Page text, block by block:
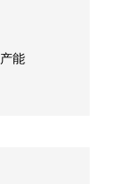
能